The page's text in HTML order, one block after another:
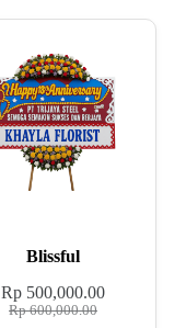
Blissful
Rp600,000.00
Rp 500,000.00